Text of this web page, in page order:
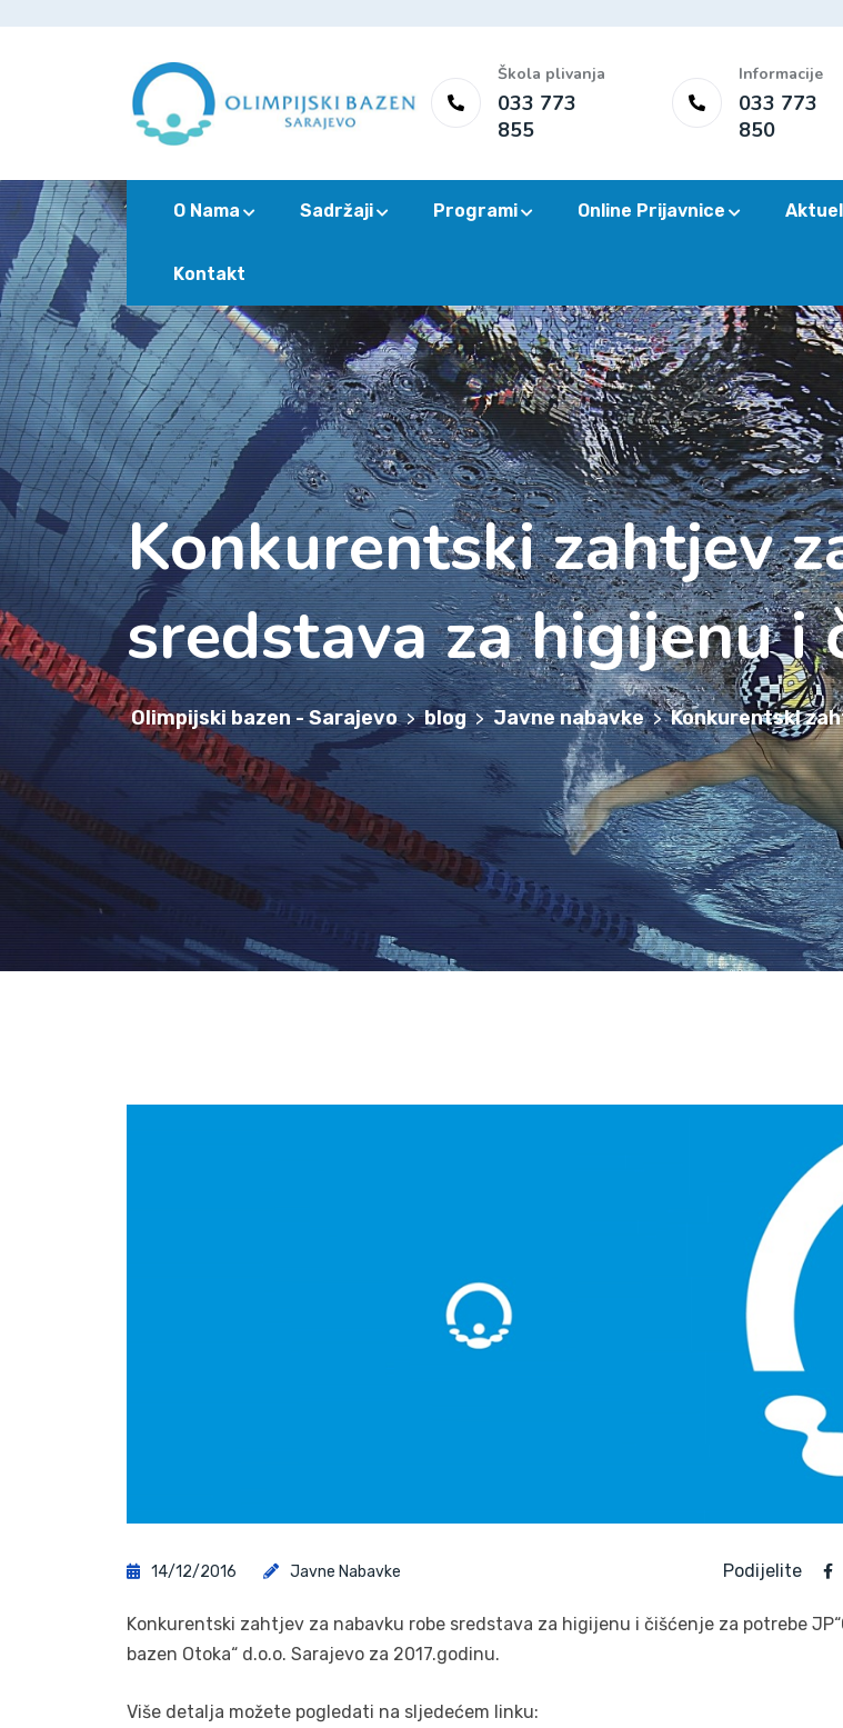
Škola plivanja
033 773
855
Informacije
033 773
850
O Nama Sadržaji Programi Online Prijavnice
Kontakt
Konkurentski zahtjev
sredstava za higijenu i
Olimpijski bazen - Sarajevo > blog > Javne nabavke > Konkurentski
14/12/2016 Javne Nabavke Podijelite
Konkurentski zahtjev za nabavku robe sredstava za higijenu i čišćenje za potrebe
bazen Otoka“ d.o.o. Sarajevo za 2017.godinu.
Više detalja možete pogledati na sljedećem linku: